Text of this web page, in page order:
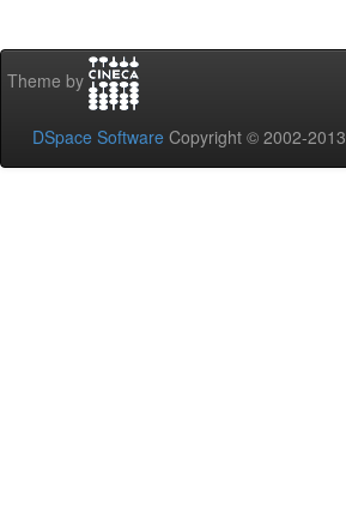
Theme by
DSpace Software Copyright © 2002-2013